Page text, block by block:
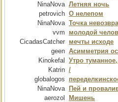
NinaNova Летняя ночь
petrovich О нелепом
NinaNova Точка
vvm
молодой
CicadasCatcher мечты исходе
geen Асимметрия
Kinokefal
Утро
Katrin /
globalogos
NinaNova Пей и
aerozol
Мишень